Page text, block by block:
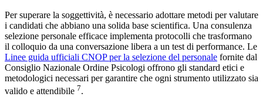
Per superare la soggettività, è necessario adottare metodi per valutare
i candidati che abbiano una solida base scientifica. Una consulenza
selezione personale efficace implementa protocolli che trasformano
il colloquio da una conversazione libera a un test di performance. Le
Linee guida ufficiali CNOP per la selezione del personale fornite dal
Consiglio Nazionale Ordine Psicologi offrono gli standard etici e
metodologici necessari per garantire che ogni strumento utilizzato sia
valido e attendibile 7.